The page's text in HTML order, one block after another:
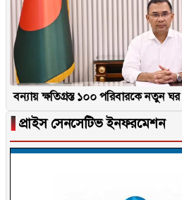
বন্যায় ক্ষতিগ্রস্ত ১০০ পরিবারকে নতুন ঘর
▐ প্রাইস সেনসেটিভ ইনফরমেশন